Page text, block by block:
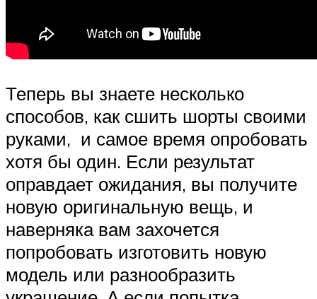
Теперь вы знаете несколько
способов, как сшить шорты своими
руками, и самое время опробовать
хотя бы один. Если результат
оправдает ожидания, вы получите
новую оригинальную вещь, и
наверняка вам захочется
попробовать изготовить новую
модель или разнообразить